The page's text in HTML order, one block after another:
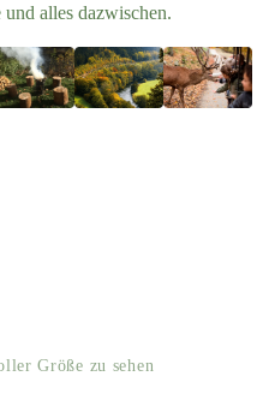
alles dazwischen.
Größe zu sehen